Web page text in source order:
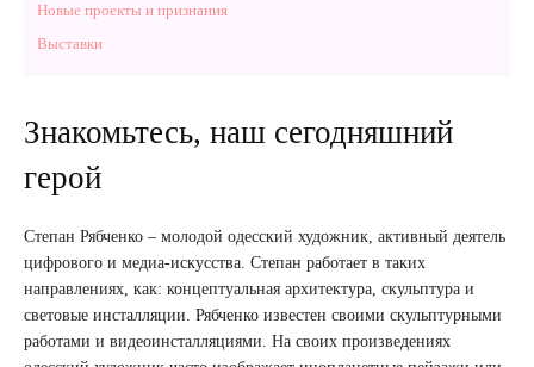
Новые проекты и признания
Выставки
Знакомьтесь, наш сегодняшний
герой
Степан Рябченко – молодой одесский художник, активный деятель
цифрового и медиа-искусства. Степан работает в таких
направлениях, как: концептуальная архитектура, скульптура и
световые инсталляции. Рябченко известен своими скульптурными
работами и видеоинсталляциями. На своих произведениях